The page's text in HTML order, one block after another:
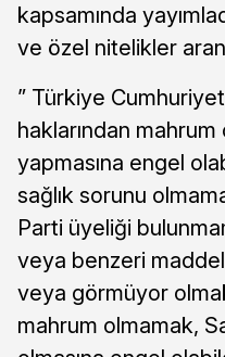
kapsamında
ve özel nitelikler
” Türkiye
haklarından
yapmasına engel
sağlık sorunu
Parti üyeliği
veya benzeri
veya görmüyor
mahrum olmamak,